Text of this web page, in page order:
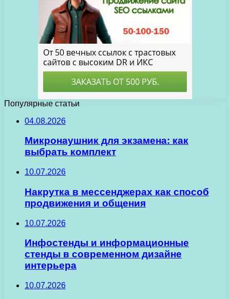
Популярные статьи
04.08.2026
Микронаушник для экзамена: как
выбрать комплект
10.07.2026
Накрутка в мессенджерах как способ
продвижения и общения
10.07.2026
Инфостенды и информационные
стенды в современном дизайне
интерьера
10.07.2026